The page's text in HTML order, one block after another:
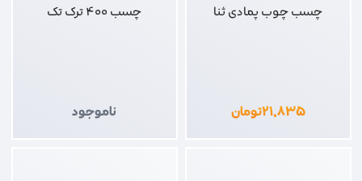
چسب چوب پمادی ثنا
۲۱,۸۳۵تومان
چسب 400 ترک تک
ناموجود